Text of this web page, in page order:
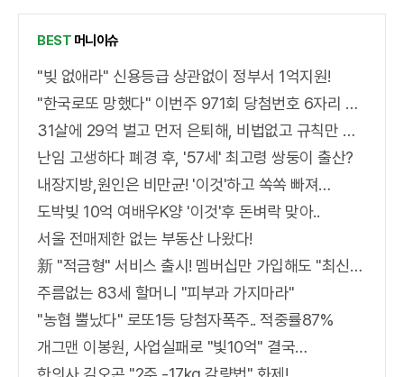
BEST 머니이슈
"빚 없애라" 신용등급 상관없이 정부서 1억지원!
"한국로또 망했다" 이번주 971회 당첨번호 6자리 모두 유출...관계자 실수로 "비상"!
31살에 29억 벌고 먼저 은퇴해, 비법없고 규칙만 지켰다!
난임 고생하다 폐경 후, '57세' 최고령 쌍둥이 출산?
내장지방,원인은 비만균! '이것'하고 쏙쏙 빠져…
도박빚 10억 여배우K양 '이것'후 돈벼락 맞아..
서울 전매제한 없는 부동산 나왔다!
新 "적금형" 서비스 출시! 멤버십만 가입해도 "최신가전" 선착순 100% 무료 경품지원!!
주름없는 83세 할머니 "피부과 가지마라"
"농협 뿔났다" 로또1등 당첨자폭주.. 적중률87%
개그맨 이봉원, 사업실패로 "빛10억" 결국…